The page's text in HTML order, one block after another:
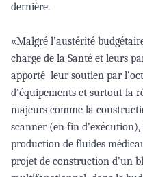
dernière.
«Malgré l’austérité
charge de la Santé et leurs
apporté leur soutien par
d’équipements et surtout la
majeurs comme la
scanner (en fin
production de fluides
projet de construction d’un